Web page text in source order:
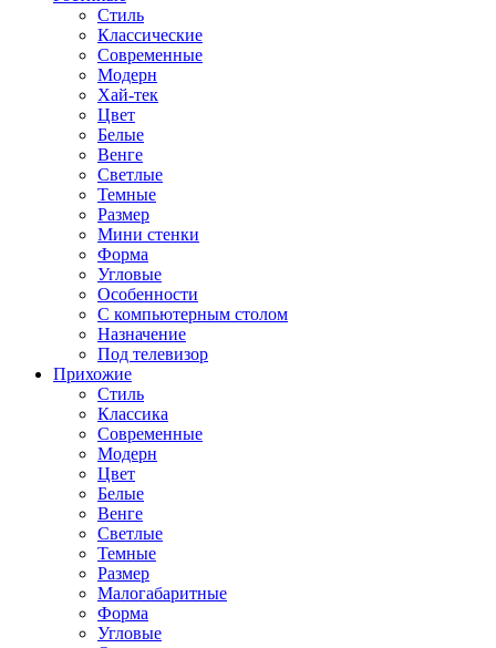
Стиль
Классические
Современные
Модерн
Хай-тек
Цвет
Белые
Венге
Светлые
Темные
Размер
Мини стенки
Форма
Угловые
Особенности
С компьютерным столом
Назначение
Под телевизор
Прихожие
Стиль
Классика
Современные
Модерн
Цвет
Белые
Венге
Светлые
Темные
Размер
Малогабаритные
Форма
Угловые